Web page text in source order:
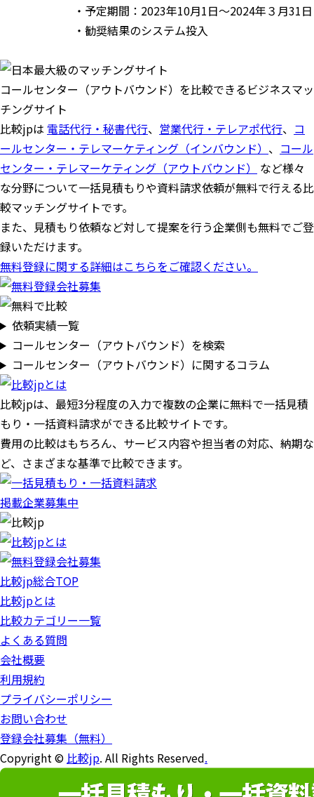
・予定期間：2023年10月1日～2024年３月31日
・勧奨結果のシステム投入
コールセンター（アウトバウンド）を比較できるビジネスマッ
チングサイト
比較jpは 電話代行・秘書代行、 営業代行・テレアポ代行、 コ
ールセンター・テレマーケティング（インバウンド） 、 コール
センター・テレマーケティング（アウトバウンド）
など様々
な分野について一括見積もりや資料請求依頼が無料で行える比
較マッチングサイトです。
また、見積もり依頼など対して提案を行う企業側も無料でご登
録いただけます。
無料登録に関する詳細はこちらをご確認ください。
依頼実績一覧
コールセンター（アウトバウンド）を検索
コールセンター（アウトバウンド）に関するコラム
比較jpは、 最短3分程度の入力で複数の企業に無料で一括見積
もり・一括資料請求ができる比較サイトです。
費用の比較はもちろん、サービス内容や担当者の対応、納期な
ど、さまざまな基準で比較できます。
掲載企業募集中
比較jp総合TOP
比較jpとは
比較カテゴリー一覧
よくある質問
会社概要
利用規約
プライバシーポリシー
お問い合わせ
登録会社募集（無料）
Copyright ©比較jp. All Rights Reserved.